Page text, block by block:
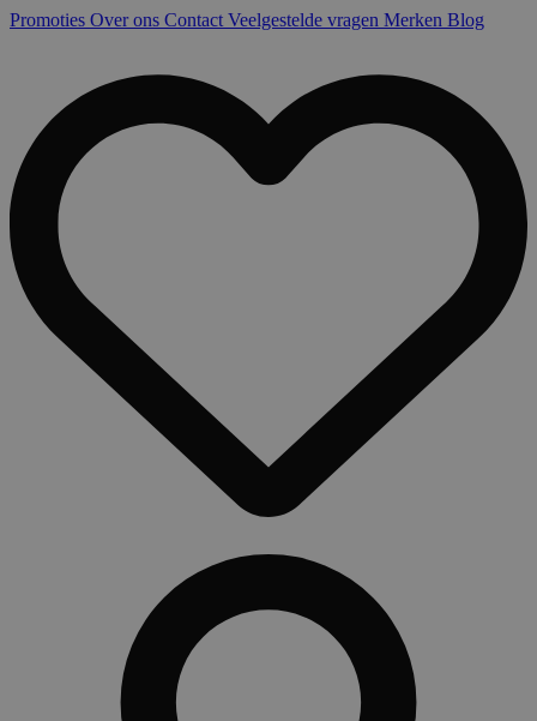
Promoties Over ons Contact Veelgestelde vragen Merken Blog